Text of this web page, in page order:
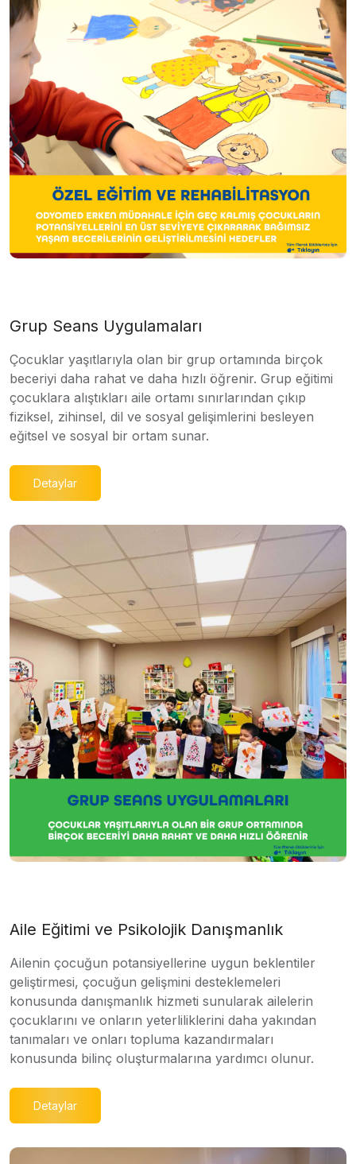
Grup Seans Uygulamaları
Çocuklar yaşıtlarıyla olan bir grup ortamında birçok
beceriyi daha rahat ve daha hızlı öğrenir. Grup eğitimi
çocuklara alıştıkları aile ortamı sınırlarından çıkıp
fiziksel, zihinsel, dil ve sosyal gelişimlerini besleyen
eğitsel ve sosyal bir ortam sunar.
Detaylar
Aile Eğitimi ve Psikolojik Danışmanlık
Ailenin çocuğun potansiyellerine uygun beklentiler
geliştirmesi, çocuğun gelişmini desteklemeleri
konusunda danışmanlık hizmeti sunularak ailelerin
çocuklarını ve onların yeterliliklerini daha yakından
tanımaları ve onları topluma kazandırmaları
konusunda bilinç oluşturmalarına yardımcı olunur.
Detaylar